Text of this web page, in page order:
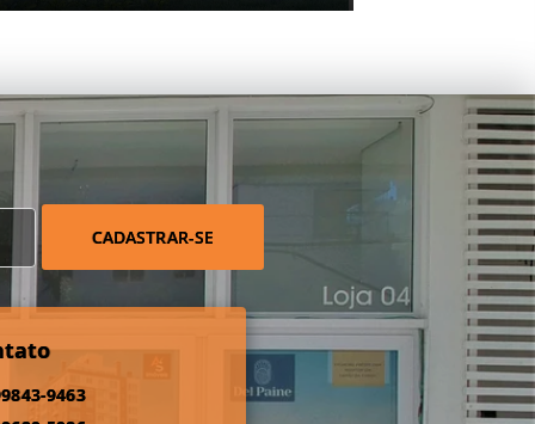
CADASTRAR-SE
9463